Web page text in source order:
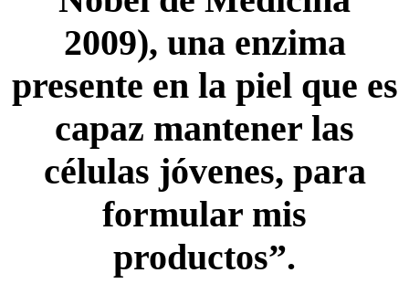
2009), una enzima
presente en la piel que es
capaz mantener las
células jóvenes, para
formular mis
productos”.